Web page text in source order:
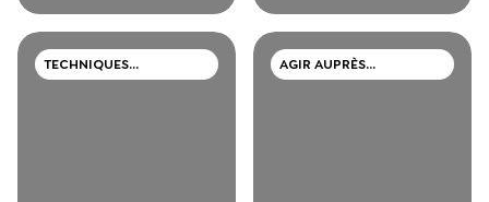
TECHNIQUES
PROFESSIONNELLES
AGIR AUPRÈS
D’ADOLESCENTS ET DE